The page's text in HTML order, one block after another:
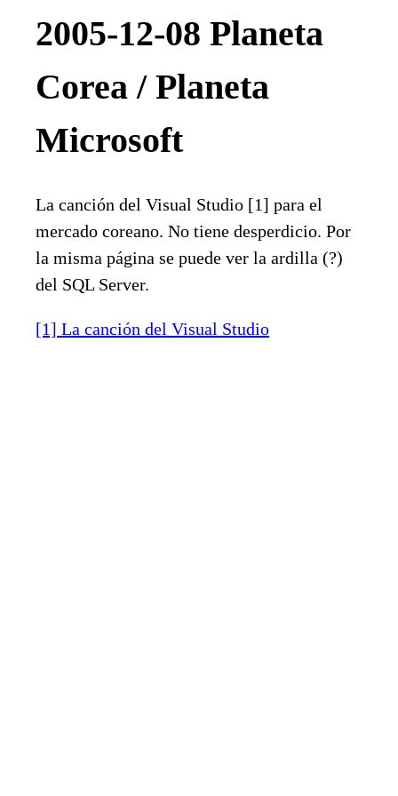
2005-12-08 Planeta
Corea / Planeta
Microsoft
La canción del Visual Studio [1] para el
mercado coreano. No tiene desperdicio. Por
la misma página se puede ver la ardilla (?)
del SQL Server.
[1] La canción del Visual Studio